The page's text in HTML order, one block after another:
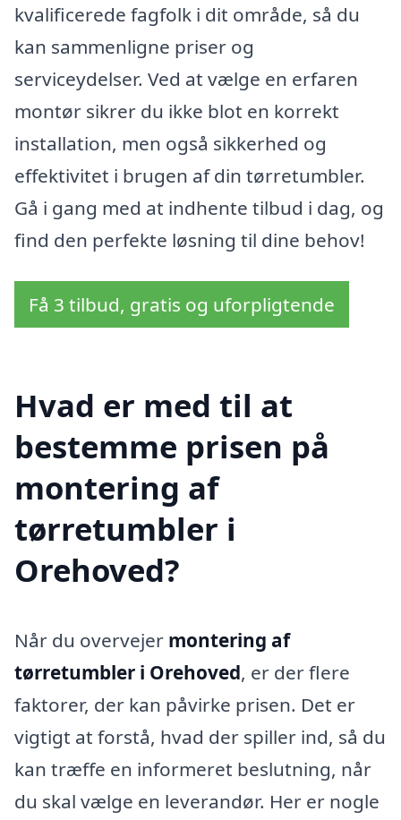
kvalificerede fagfolk i dit område, så du
kan sammenligne priser og
serviceydelser. Ved at vælge en erfaren
montør sikrer du ikke blot en korrekt
installation, men også sikkerhed og
effektivitet i brugen af din tørretumbler.
Gå i gang med at indhente tilbud i dag, og
find den perfekte løsning til dine behov!
Få 3 tilbud, gratis og uforpligtende
Hvad er med til at
bestemme prisen på
montering af
tørretumbler i
Orehoved?
Når du overvejer montering af
tørretumbler i Orehoved, er der flere
faktorer, der kan påvirke prisen. Det er
vigtigt at forstå, hvad der spiller ind, så du
kan træffe en informeret beslutning, når
du skal vælge en leverandør. Her er nogle